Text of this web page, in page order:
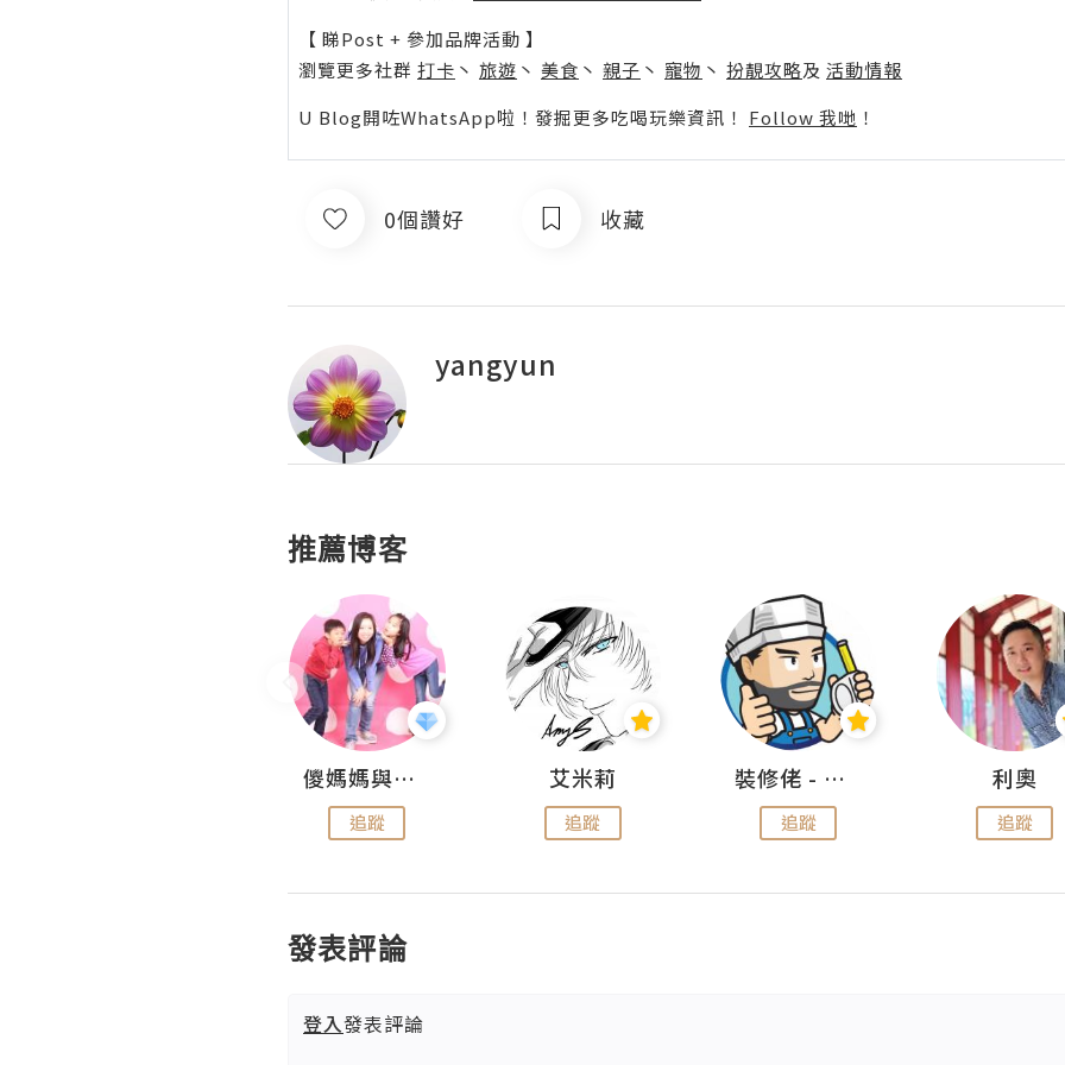
【 睇Post + 參加品牌活動 】
瀏覽更多社群 打卡 丶 旅遊 丶 美食 丶 親子 丶 寵物 丶 扮靚攻略及 活動情報
U Blog開咗WhatsApp啦！發掘更多吃喝玩樂資訊！ Follow 我哋 ！
0個讚好 收藏
yangyun
推薦博客
儍媽媽與兩隻小魔怪之家
追蹤
艾米莉
追蹤
裝修佬 - 香港一站式網上裝修平台
追蹤
利奧
追蹤
發表評論
登入發表評論